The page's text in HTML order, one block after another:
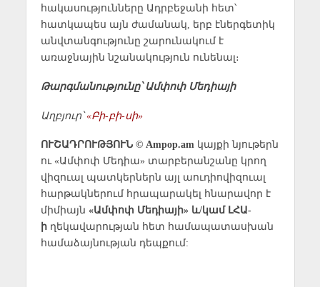
հակասությունները Ադրբեջանի հետ՝
հատկապես այն ժամանակ, երբ էներգետիկ
անվտանգությունը շարունակում է
առաջնային նշանակություն ունենալ։
Թարգմանությունը՝ Ամփոփ Մեդիայի
Աղբյուր՝«Բի-բի-սի»
ՈՒՇԱԴՐՈՒԹՅՈՒՆ © Ampop.amկայքի նյութերն
ու «Ամփոփ Մեդիա» տարբերանշանը կրող
վիզուալ պատկերներն այլ աուդիովիզուալ
հարթակներում հրապարակել հնարավոր է
միմիայն «Ամփոփ Մեդիայի» և/կամ ԼՀԱ-
իղեկավարության հետ համապատասխան
համաձայնության դեպքում: